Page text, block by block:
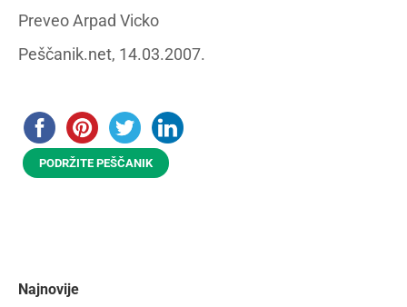
Preveo Arpad Vicko
Peščanik.net, 14.03.2007.
PODRŽITE PEŠČANIK
Najnovije